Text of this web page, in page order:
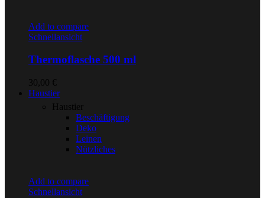
Add to compare
Schnellansicht
Thermoflasche 500 ml
30,00 €
Haustier
Haustier
Beschäftigung
Deko
Leinen
Nützliches
Add to compare
Schnellansicht